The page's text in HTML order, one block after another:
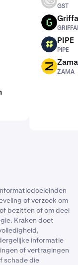
GST
GRIFFAIN
PIPE PIPE
PIPE
ZAMA Zama
ZAMA
of verzoek om
bezitten of om deel
Kraken doet
informatie
of vertragingen
schade die